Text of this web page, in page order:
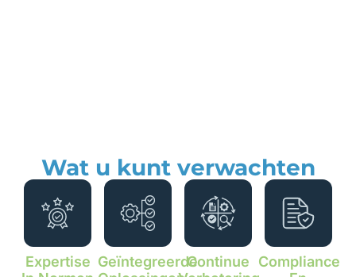
Wat u kunt verwachten
Expertise GeïntegreerdeContinue
Compliance